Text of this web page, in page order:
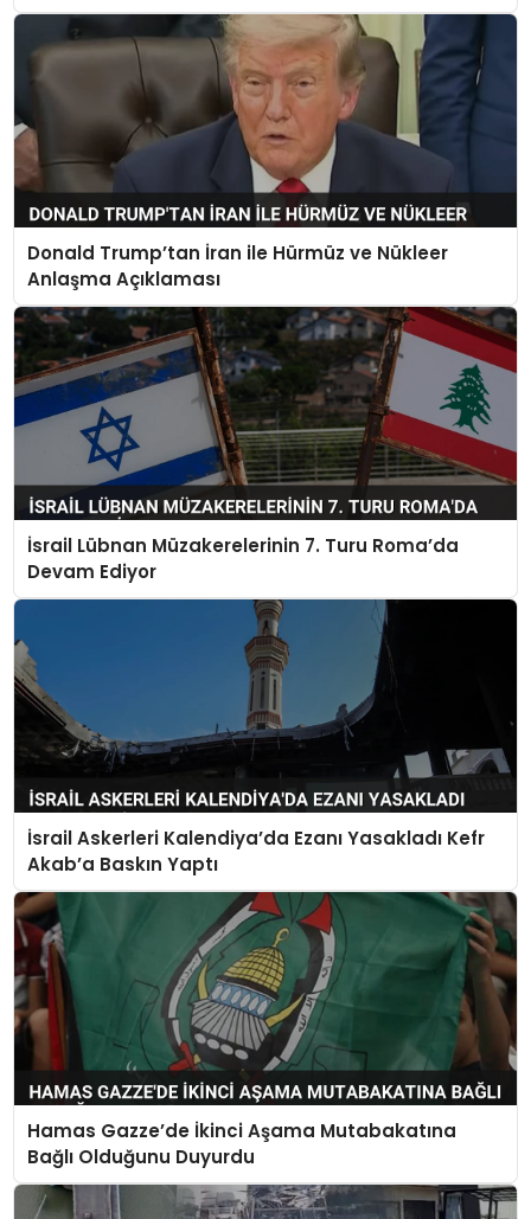
Donald Trump’tan İran ile Hürmüz ve Nükleer
Anlaşma Açıklaması
İsrail Lübnan Müzakerelerinin 7. Turu Roma’da
Devam Ediyor
İsrail Askerleri Kalendiya’da Ezanı Yasakladı Kefr
Akab’a Baskın Yaptı
Hamas Gazze’de İkinci Aşama Mutabakatına
Bağlı Olduğunu Duyurdu